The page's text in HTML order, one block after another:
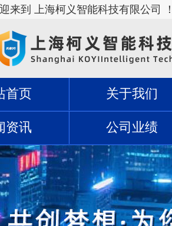
来到 上海柯义智能科技有限公司 ！
首页 关于我们
资讯 公司业绩